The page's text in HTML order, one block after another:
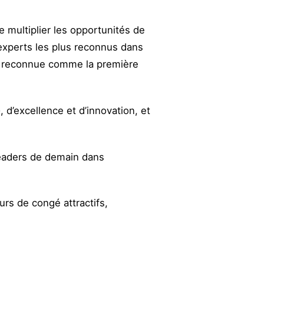
multiplier les opportunités de
les plus reconnus dans
comme la première
et d’innovation, et
de demain dans
de congé attractifs,